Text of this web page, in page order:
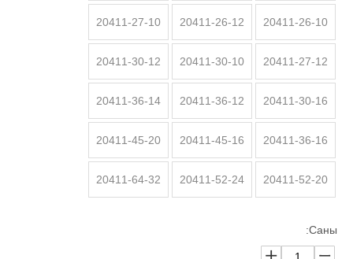
20411-26-10
20411-26-12
20411-27-10
20411-27-12
20411-30-10
20411-30-12
20411-30-16
20411-36-12
20411-36-14
20411-36-16
20411-45-16
20411-45-20
20411-52-20
20411-52-24
20411-64-32
Саны: